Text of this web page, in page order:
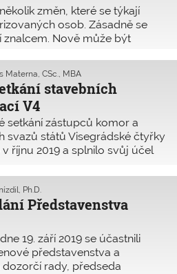
změn, které se týkají
osob. Zásadně se
Nově může být
směru, zaměřené na
v magisterském studijním
nově řešit zřejmě až
stavebních
V4
Materna, CSc., MBA
setkání zástupců komor a
svazů států Visegrádské čtyřky
říjnu 2019 a splnilo svůj účel
zemích.
Představenstva
Ph.D.
19. září 2019 se účastnili
představenstva a
rady, předseda